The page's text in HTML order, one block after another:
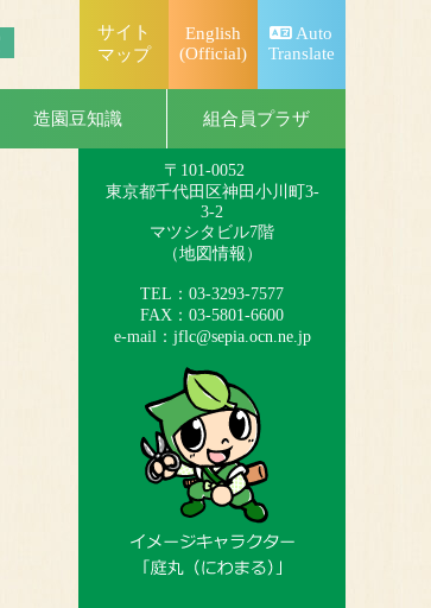
Auto
Translate
English
(Official)
サイト
マップ
造園豆知識 組合員プラザ
一般社団法人
日本造園組合連合会
（略称：造園連）
〒101-0052
東京都千代田区神田小川町3-
3-2
マツシタビル7階
（地図情報 ）
TEL：03-3293-7577
FAX：03-5801-6600
e-mail： jflc@sepia.ocn.ne.jp